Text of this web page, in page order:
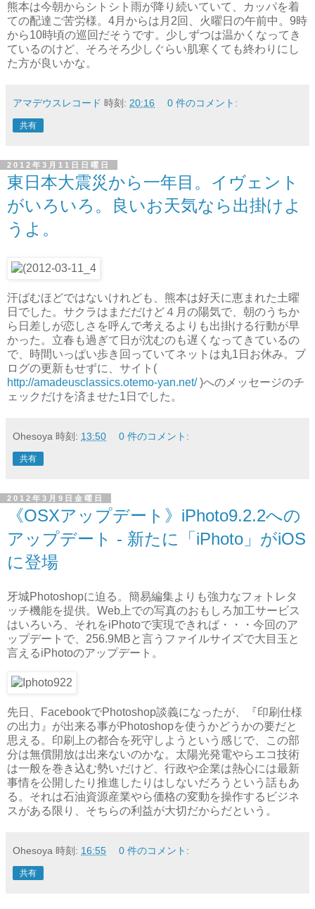
熊本は今朝からシトシト雨が降り続いていて、カッパを着
ての配達ご苦労様。4月からは月2回、火曜日の午前中。9時
から10時頃の巡回だそうです。少しずつは温かくなってき
ているのけど、そろそろ少しぐらい肌寒くても終わりにし
た方が良いかな。
アマデウスレコード 時刻: 20:16 0 件のコメント:
共有
2012年3月11日日曜日
東日本大震災から一年目。イヴェント
がいろいろ。良いお天気なら出掛けよ
うよ。
汗ばむほどではないけれども、熊本は好天に恵まれた土曜
日でした。サクラはまだだけど４月の陽気で、朝のうちか
ら日差しが恋しさを呼んで考えるよりも出掛ける行動が早
かった。立春も過ぎて日が沈むのも遅くなってきているの
で、時間いっぱい歩き回っていてネットは丸1日お休み。ブ
ログの更新もせずに、サイト(
http://amadeusclassics.otemo-yan.net/)へのメッセージのチ
ェックだけを済ませた1日でした。
Ohesoya 時刻: 13:50 0 件のコメント:
共有
2012年3月9日金曜日
《OSXアップデート》iPhoto9.2.2への
アップデート - 新たに「iPhoto」がiOS
に登場
牙城Photoshopに迫る。簡易編集よりも強力なフォトレタ
ッチ機能を提供。Web上での写真のおもしろ加工サービス
はいろいろ、それをiPhotoで実現できれば・・・今回のア
ップデートで、256.9MBと言うファイルサイズで大目玉と
言えるiPhotoのアップデート。
先日、FacebookでPhotoshop談義になったが、『印刷仕様
の出力』が出来る事がPhotoshopを使うかどうかの要だと
思える。印刷上の都合を死守しようという感じで、この部
分は無償開放は出来ないのかな。太陽光発電やらエコ技術
は一般を巻き込む勢いだけど、行政や企業は熱心には最新
事情を公開したり推進したりはしないだろうという話もあ
る。それは石油資源産業やら価格の変動を操作するビジネ
スがある限り、そちらの利益が大切だからだという。
Ohesoya 時刻: 16:55 0 件のコメント:
共有